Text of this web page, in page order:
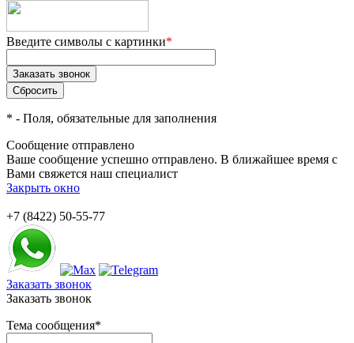
Введите символы с картинки*
* - Поля, обязательные для заполнения
Сообщение отправлено
Ваше сообщение успешно отправлено. В ближайшее время с
Вами свяжется наш специалист
Закрыть окно
+7 (8422) 50-55-77
Заказать звонок
Заказать звонок
Тема сообщения*